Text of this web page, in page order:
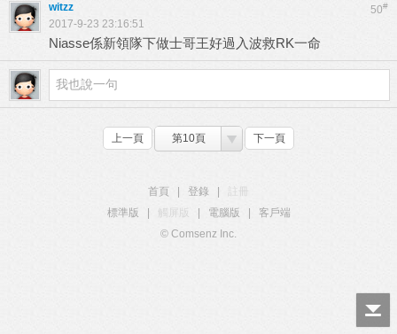
50#
witzz
2017-9-23 23:16:51
Niasse係新領隊下做士哥王好過入波救RK一命
上一頁 第10頁 下一頁
首頁 登錄
標準版
觸屏版 電腦版
客戶端
© Comsenz Inc.